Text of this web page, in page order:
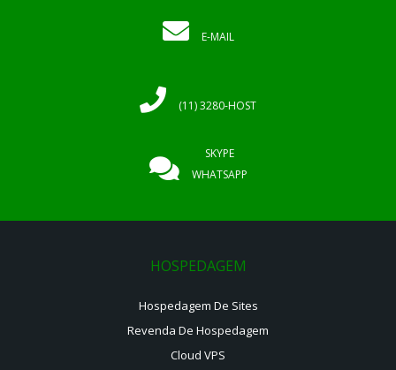
E-MAIL
(11) 3280-HOST
SKYPE
WHATSAPP
HOSPEDAGEM
Hospedagem De Sites
Revenda De Hospedagem
Cloud VPS